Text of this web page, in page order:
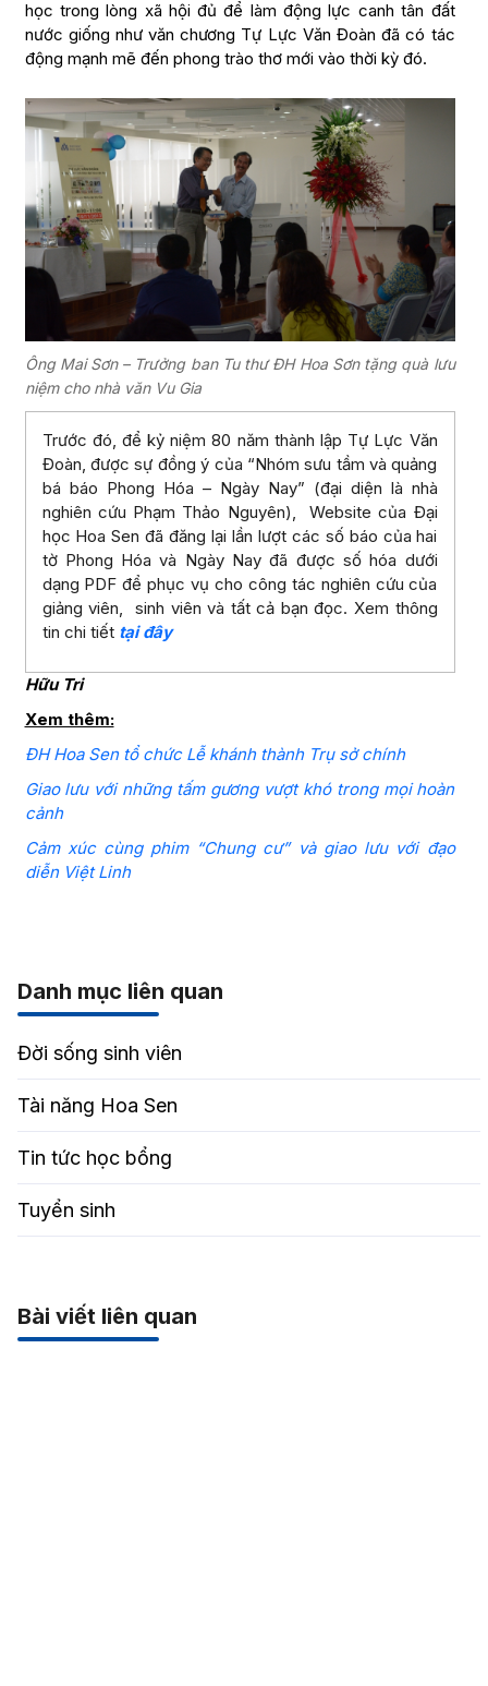
học trong lòng xã hội đủ để làm động lực canh tân đất
nước giống như văn chương Tự Lực Văn Đoàn đã có tác
động mạnh mẽ đến phong trào thơ mới vào thời kỳ đó.
Ông Mai Sơn – Trưởng ban Tu thư ĐH Hoa Sơn tặng quà lưu
niệm cho nhà văn Vu Gia
Trước đó, để kỷ niệm 80 năm thành lập Tự Lực Văn
Đoàn, được sự đồng ý của “Nhóm sưu tầm và quảng
bá báo Phong Hóa – Ngày Nay” (đại diện là nhà
nghiên cứu Phạm Thảo Nguyên), Website của Đại
học Hoa Sen đã đăng lại lần lượt các số báo của hai
tờ Phong Hóa và Ngày Nay đã được số hóa dưới
dạng PDF để phục vụ cho công tác nghiên cứu của
giảng viên, sinh viên và tất cả bạn đọc. Xem thông
tin chi tiết tại đây
Hữu Tri
Xem thêm:
ĐH Hoa Sen tổ chức Lễ khánh thành Trụ sở chính
Giao lưu với những tấm gương vượt khó trong mọi hoàn
cảnh
Cảm xúc cùng phim “Chung cư” và giao lưu với đạo
diễn Việt Linh
Danh mục liên quan
Đời sống sinh viên
Tài năng Hoa Sen
Tin tức học bổng
Tuyển sinh
Bài viết liên quan